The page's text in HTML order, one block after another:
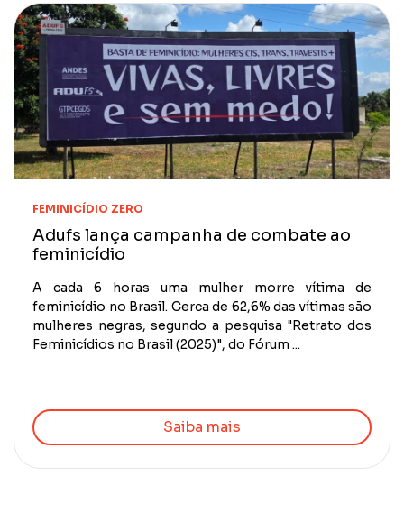
FEMINICÍDIO ZERO
Adufs lança campanha de combate ao
feminicídio
A cada 6 horas uma mulher morre vítima de
feminicídio no Brasil. Cerca de 62,6% das vítimas são
mulheres negras, segundo a pesquisa "Retrato dos
Feminicídios no Brasil (2025)", do Fórum ...
Saiba mais